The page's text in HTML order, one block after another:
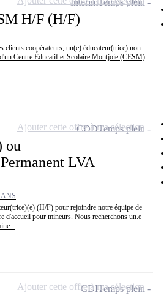
H/F (H/F)
clients coopérateurs, un(e) éducateur(trice) non
Centre Éducatif et Scolaire Montjoie (CESM)
IntérimTemps plein
ou
LVA
(H/F) pour rejoindre notre équipe de
d'accueil pour mineurs. Nous recherchons un.e
CDDTemps plein
Ajouter cette offre à ma sélection
CDITemps plein
Ajouter cette offre à ma sélection